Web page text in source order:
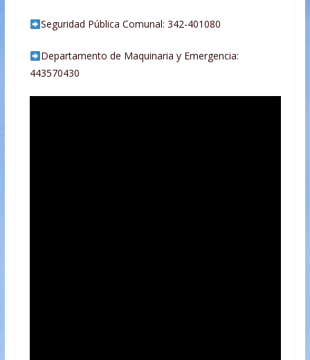
Seguridad Pública Comunal: 342-401080
Departamento de Maquinaria y Emergencia:
443570430